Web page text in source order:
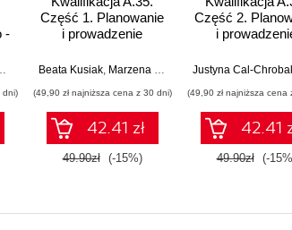
-
Anna Wiśniewska
dni)
Część 1. Planowanie
i prowadzenie
organizacji.
zawodu technik
ekonomista
Beata Kusiak Marzena Krigar-Koj ,Krzysztof Koj,
(49,90 zł najniższa cena z 30 dni)
42.41 zł
49.90zł (-15%)
Część 2.
i
organizacji.
zawodu
ekonomista
Justyna Cal-
(49,90 zł najniższa cena
42.41
49.90zł (-